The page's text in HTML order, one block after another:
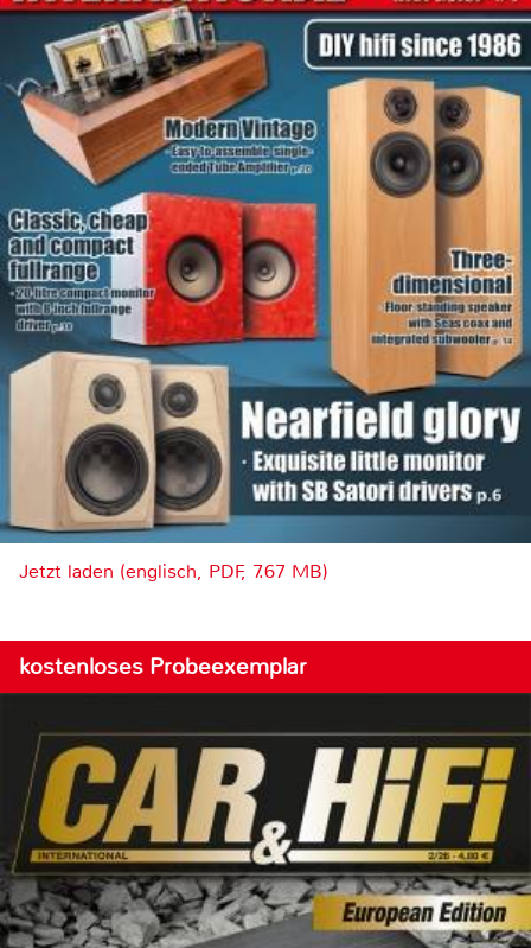
Jetzt laden (englisch, PDF, 7.67 MB)
kostenloses Probeexemplar